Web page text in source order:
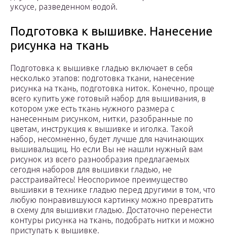
уксусе, разведенном водой.
Подготовка к вышивке. Нанесение
рисунка на ткань
Подготовка к вышивке гладью включает в себя
несколько этапов: подготовка ткани, нанесение
рисунка на ткань, подготовка ниток. Конечно, проще
всего купить уже готовый набор для вышивания, в
котором уже есть ткань нужного размера с
нанесенным рисунком, нитки, разобранные по
цветам, инструкция к вышивке и иголка. Такой
набор, несомненно, будет лучше для начинающих
вышивальщиц. Но если Вы не нашли нужный вам
рисунок из всего разнообразия предлагаемых
сегодня наборов для вышивки гладью, не
расстраивайтесь! Неоспоримое преимущество
вышивки в технике гладью перед другими в том, что
любую понравившуюся картинку можно превратить
в схему для вышивки гладью. Достаточно перенести
контуры рисунка на ткань, подобрать нитки и можно
приступать к вышивке.